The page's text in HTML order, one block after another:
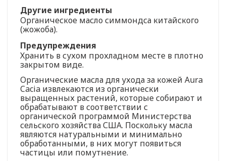
Другие ингредиенты
Органическое масло симмондса китайского
(жожоба).
Предупреждения
Хранить в сухом прохладном месте в плотно
закрытом виде.
Органические масла для ухода за кожей Aura
Cacia извлекаются из органически
выращенных растений, которые собирают и
обрабатывают в соответствии с
органической программой Министерства
сельского хозяйства США. Поскольку масла
являются натуральными и минимально
обработанными, в них могут появиться
частицы или помутнение.